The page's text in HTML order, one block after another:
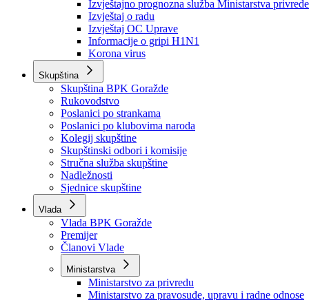
Obavještenja i izvještaji
Obavještenja Vlade
Izvještajno prognozna služba Ministarstva privrede
Izvještaj o radu
Izvještaj OC Uprave
Informacije o gripi H1N1
Korona virus
Skupština
Skupština BPK Goražde
Rukovodstvo
Poslanici po strankama
Poslanici po klubovima naroda
Kolegij skupštine
Skupštinski odbori i komisije
Stručna služba skupštine
Nadležnosti
Sjednice skupštine
Vlada
Vlada BPK Goražde
Premijer
Članovi Vlade